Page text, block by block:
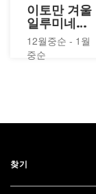
이토만 겨울
일루미네이
션 2026-
2027
12월중순 - 1월
중순
찾기